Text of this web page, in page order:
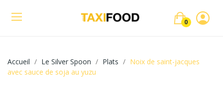
0
Accueil Le Silver Spoon Plats
Noix de saint-jacques
avec sauce de soja au yuzu